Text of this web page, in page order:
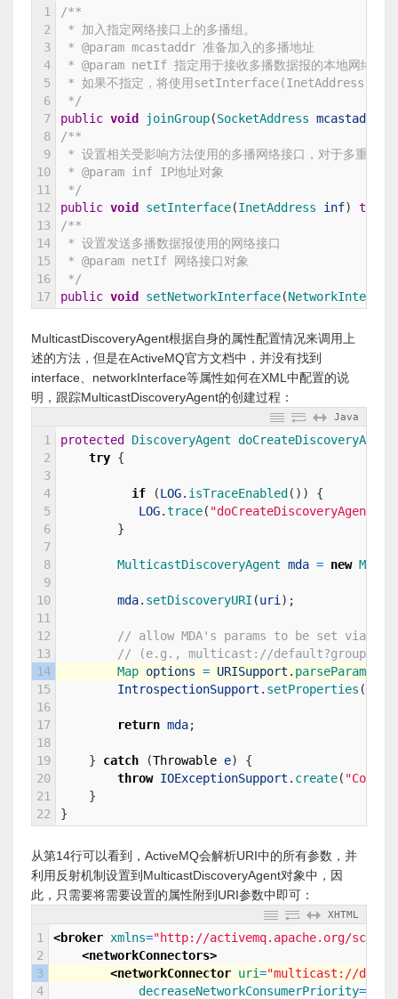
1
2
3
4
5
6
7
8
9
10
11
12
13
14
15
16
17
/**
* 加入指定网络接口上的多播组。
* @param mcastaddr 准备加入的多播地址
* @param netIf 指定用于接收多播数据报的本地网络接
* 如果不指定，将使用setInterface(InetAddress)、
*/
public void joinGroup(SocketAddress mcastaddr
/**
* 设置相关受影响方法使用的多播网络接口，对于多重网络
* @param inf IP地址对象
*/
public void setInterface(InetAddress inf)
/**
* 设置发送多播数据报使用的网络接口
* @param netIf 网络接口对象
*/
public void setNetworkInterface(
MulticastDiscoveryAgent根据自身的属性配置情况来调用上
述的方法，但是在ActiveMQ官方文档中，并没有找到
interface、networkInterface等属性如何在XML中配置的说
明，跟踪MulticastDiscoveryAgent的创建过程：
Java
1
2
3
4
5
6
7
8
9
10
11
12
13
14
15
16
17
18
19
20
21
22
protected DiscoveryAgent doCreateDiscoveryAgent
try {
if (LOG. isTraceEnabled ( ) )
{
LOG.trace( "doCreateDiscoveryAgent:
}
MulticastDiscoveryAgent mda = new
mda. setDiscoveryURI (uri ) ;
// allow MDA's params to be set via
// (e.g., multicast://
Map options = URISupport .
IntrospectionSupport . setProperties (
return mda;
} catch (Throwable e)
{
throw IOExceptionSupport . create( "Could
}
}
从第14行可以看到，ActiveMQ会解析URI中的所有参数，并
利用反射机制设置到MulticastDiscoveryAgent对象中，因
此，只需要将需要设置的属性附到URI参数中即可：
XHTML
1
2
3
4
<broker xmlns="http://activemq.apache.org/
<networkConnectors>
<networkConnector uri="multicast://
decreaseNetworkConsumerPriority=